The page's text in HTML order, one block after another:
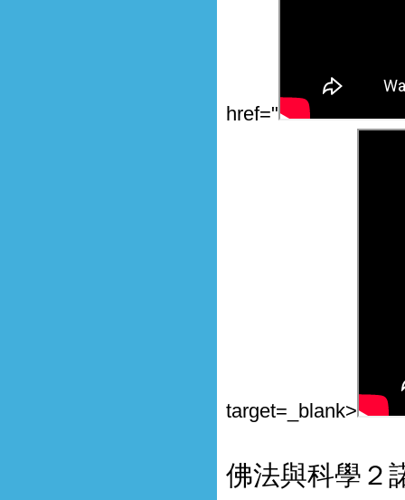
href="
target=_blank>
佛法與科學２